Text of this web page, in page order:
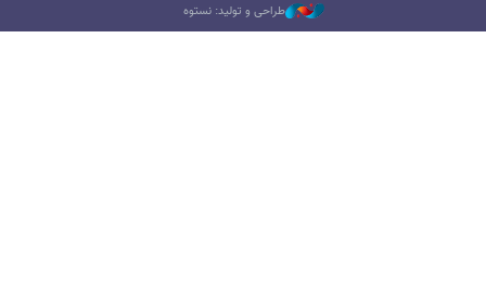
طراحی و تولید: نستوه